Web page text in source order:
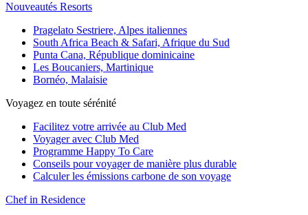
Nouveautés Resorts
Pragelato Sestriere, Alpes italiennes
South Africa Beach & Safari, Afrique du Sud
Punta Cana, République dominicaine
Les Boucaniers, Martinique
Bornéo, Malaisie
Voyagez en toute sérénité
Facilitez votre arrivée au Club Med
Voyager avec Club Med
Programme Happy To Care
Conseils pour voyager de manière plus durable
Calculer les émissions carbone de son voyage
Chef in Residence